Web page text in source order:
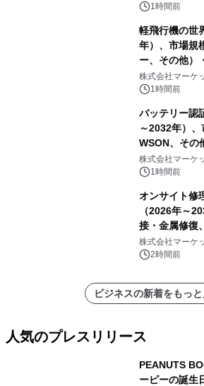
1時間前
軽飛行機の世
年）、市場規
ー、その他）
株式会社マーケ
1時間前
バッテリー認
～2032年）、
WSON、その
表
株式会社マーケ
1時間前
オンサイト修
（2026年～
接・金属修復
メント、その
表
株式会社マーケ
2時間前
ビジネスの新着をもっ
人気のプレスリリース
PEANUTS
ーピーの誕生